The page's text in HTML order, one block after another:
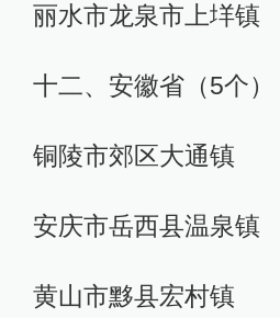
丽水市龙泉市上垟镇
十二、安徽省（5个）
铜陵市郊区大通镇
安庆市岳西县温泉镇
黄山市黟县宏村镇